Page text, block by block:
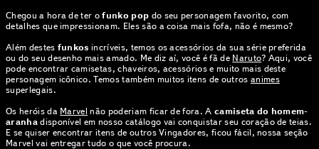
Chegou a hora de ter ofunko pop do seu personagem favorito, com
detalhes que impressionam. Eles são a coisa mais fofa, não é mesmo?
Além destes funkos incríveis, temos os acessórios da sua série preferida
ou do seu desenho mais amado. Me diz aí, você é fã de Naruto? Aqui, você
pode encontrar camisetas, chaveiros, acessórios e muito mais deste
personagem icônico. Temos também muitos itens de outros animes
superlegais.
Os heróis da Marvel não poderiam ficar de fora. Acamiseta do homem-
aranhadisponível em nosso catálogo vai conquistar seu coração de teias.
E se quiser encontrar itens de outros Vingadores, ficou fácil, nossa seção
Marvel vai entregar tudo o que você procura.